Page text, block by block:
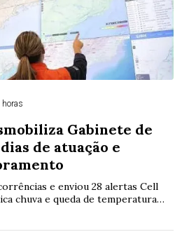
horas
Gabinete de
de atuação e
e enviou 28 alertas Cell
chuva e queda de temperatura